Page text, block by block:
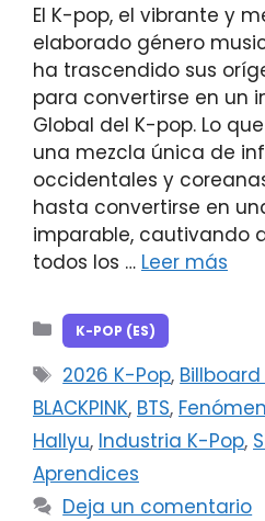
El K-pop, el vibrante y
elaborado género
ha trascendido sus
para convertirse en un
Global del K-pop. Lo
una mezcla única de
occidentales y
hasta convertirse en
imparable, cautivando
todos los … Leer más
Categorías
K-POP (ES)
Etiquetas
2026 K-Pop,
BLACKPINK, BTS,
Hallyu, Industria K-Pop,
Aprendices
Deja un comentario